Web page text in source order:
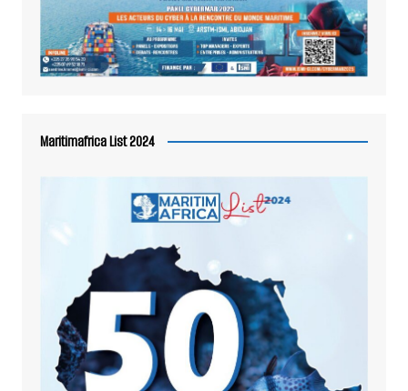
Maritimafrica List 2024